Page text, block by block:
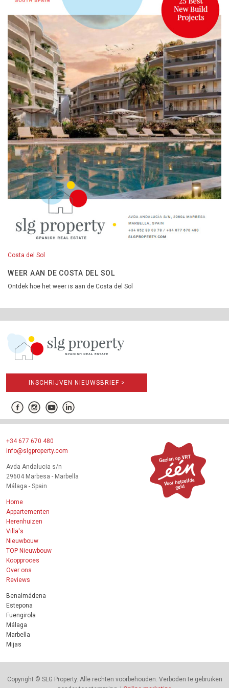
Costa del Sol
WEER AAN DE COSTA DEL SOL
Ontdek hoe het weer is aan de Costa del Sol
INSCHRIJVEN NIEUWSBRIEF >
+34 677 670 480
info@slgproperty.com
Avda Andalucia s/n
29604 Marbesa - Marbella
Málaga - Spain
Home
Appartementen
Herenhuizen
Villa's
Nieuwbouw
TOP Nieuwbouw
Koopproces
Over ons
Reviews
Benalmádena
Estepona
Fuengirola
Málaga
Marbella
Mijas
Copyright © SLG Property. Alle rechten voorbehouden. Verboden te gebruiken